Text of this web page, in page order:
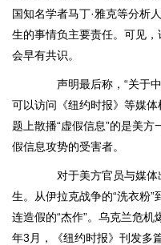
国知名学者马丁·雅克等分析
生的事情负主要责任。可见
会早有共识。
声明最后称，“关于中
可以访问《纽约时报》等媒
题上散播“虚假信息”的是美
假信息攻势的受害者。
对于美方官员与媒体
生。从伊拉克战争的“洗衣粉”
连造假的“杰作”。乌克兰危
年3月，《纽约时报》刊发多